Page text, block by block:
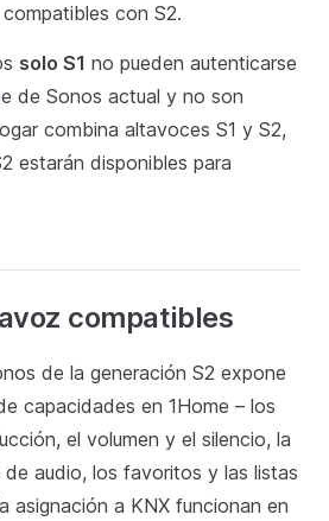
con S2.
solo S1 no pueden autenticarse
de Sonos actual y no son
combina altavoces S1 y S2,
estarán disponibles para
compatibles
de la generación S2 expone
capacidades en 1Home – los
el volumen y el silencio, la
de audio, los favoritos y las listas
asignación a KNX funcionan en